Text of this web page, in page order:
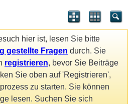
hier ist, lesen Sie bitte
gestellte Fragen durch. Sie
registrieren, bevor Sie Beiträge
Sie oben auf 'Registrieren',
zu starten. Sie können
lesen. Suchen Sie sich